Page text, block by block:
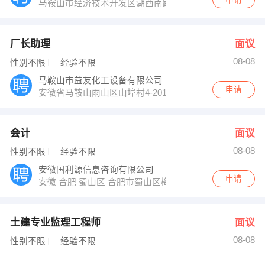
马鞍山市经济技术开发区湖西南路１号
厂长助理 面议
性别不限 经验不限
08-08
马鞍山市益友化工设备有限公司
安徽省马鞍山雨山区山埠村4-201
申请
会计 面议
性别不限 经验不限
08-08
安徽国利源信息咨询有限公司
安徽 合肥 蜀山区 合肥市蜀山区梅山路18号IFC国际金融
申请
土建专业监理工程师 面议
性别不限 经验不限
08-08